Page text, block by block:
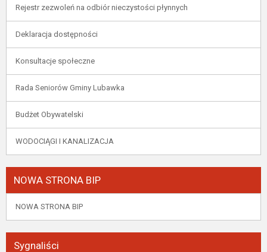
Rejestr zezwoleń na odbiór nieczystości płynnych
Deklaracja dostępności
Konsultacje społeczne
Rada Seniorów Gminy Lubawka
Budżet Obywatelski
WODOCIĄGI I KANALIZACJA
NOWA STRONA BIP
NOWA STRONA BIP
Sygnaliści